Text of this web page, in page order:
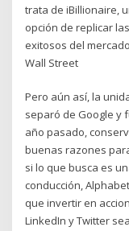
trata de iBillionaire,
opción de replicar
exitosos del
Wall Street
Pero aún así, la
separó de Google y
año pasado,
buenas razones
si lo que busca es
conducción,
que invertir en
LinkedIn y Twitter